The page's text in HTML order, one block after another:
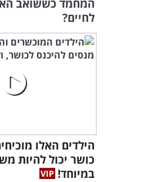
המחמד כששואב
לחיים?
הילדים האלו
כושר יכול להיות
במיוחד!